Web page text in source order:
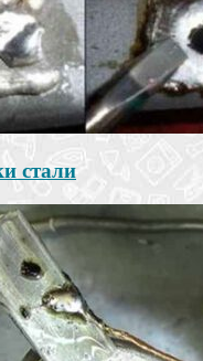
стали